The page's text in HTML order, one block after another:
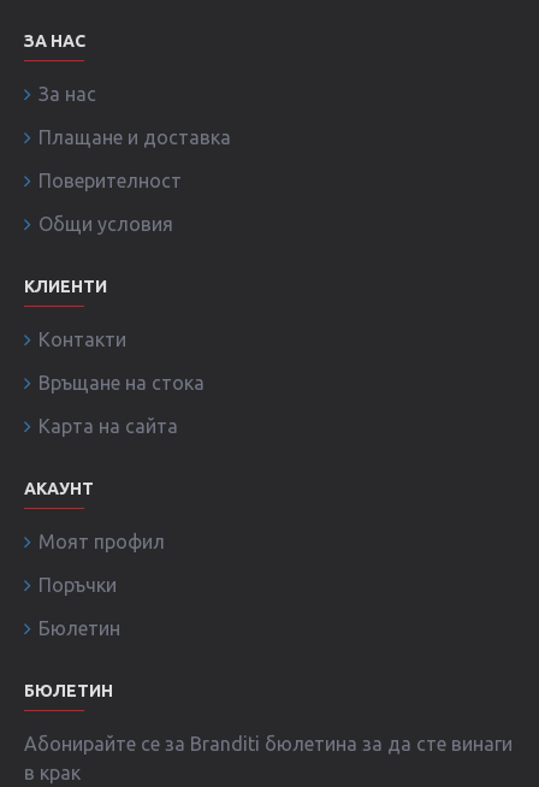
ЗА НАС
За нас
Плащане и доставка
Поверителност
Общи условия
КЛИЕНТИ
Контакти
Връщане на стока
Карта на сайта
АКАУНТ
Моят профил
Поръчки
Бюлетин
БЮЛЕТИН
Абонирайте се за Branditi бюлетина за да сте винаги
в крак